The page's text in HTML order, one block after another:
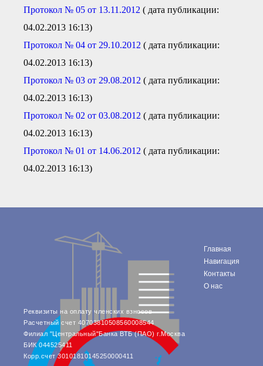
Протокол № 05 от 13.11.2012 ( дата публикации:
04.02.2013 16:13)
Протокол № 04 от 29.10.2012 ( дата публикации:
04.02.2013 16:13)
Протокол № 03 от 29.08.2012 ( дата публикации:
04.02.2013 16:13)
Протокол № 02 от 03.08.2012 ( дата публикации:
04.02.2013 16:13)
Протокол № 01 от 14.06.2012 ( дата публикации:
04.02.2013 16:13)
Реквизиты на оплату членских взносов
Расчетный счет 40703810508560008544
Филиал "Центральный"Банка ВТБ (ПАО) г.Москва
БИК 044525411
Корр.счет 30101810145250000411
Главная
Навигация
Контакты
О нас